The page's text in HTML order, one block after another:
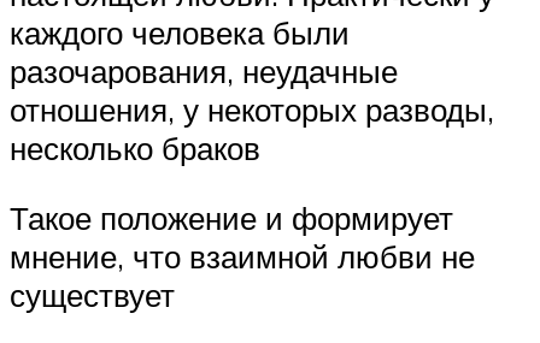
каждого человека были
разочарования, неудачные
отношения, у некоторых разводы,
несколько браков
Такое положение и формирует
мнение, что взаимной любви не
существует